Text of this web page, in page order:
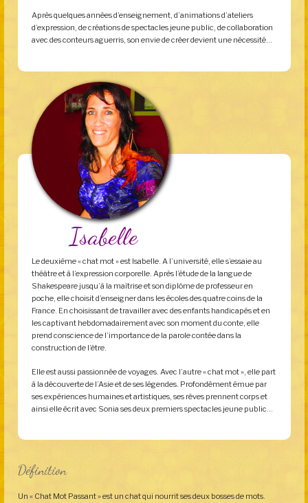
Après quelques années d’enseignement, d’animations d’ateliers
d’expression, de créations de spectacles jeune public, de collaboration
avec des conteurs aguerris, son envie de créer devient une nécessité…
Isabelle
Le deuxième « chat mot » est Isabelle. A l’université, elle s’essaie au
théâtre et à l’expression corporelle. Après l’étude de la langue de
Shakespeare jusqu’à la maîtrise et son diplôme de professeur en
poche, elle choisit d’enseigner dans les écoles des quatre coins de la
France. En choisissant de travailler avec des enfants handicapés et en
les captivant hebdomadairement avec son moment du conte, elle
prend conscience de l’importance de la parole contée dans la
construction de l’être.
Elle est aussi passionnée de voyages. Avec l’autre « chat mot », elle part
à la découverte de l’Asie et de ses légendes. Profondément émue par
ses expériences humaines et artistiques, ses rêves prennent corps et
ainsi elle écrit avec Sonia ses deux premiers spectacles jeune public…
Définition
Un « Chat Mot Passant » est un chat qui nourrit ses deux bosses de mots.